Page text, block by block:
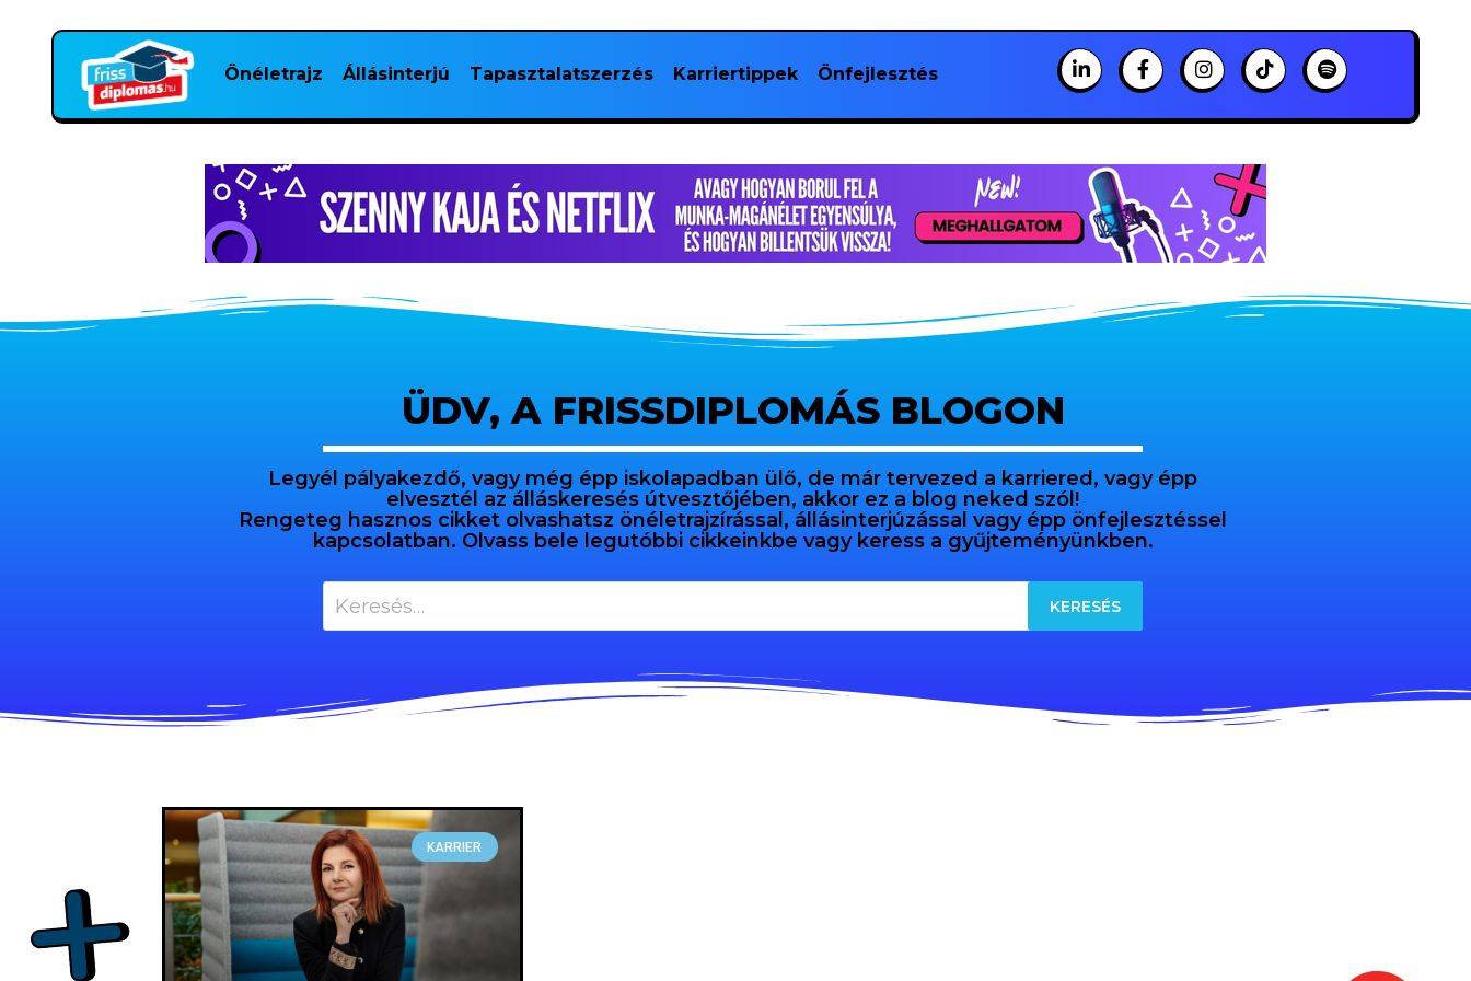
Önéletrajz Állásinterjú Tapasztalatszerzés Karriertippek Önfejlesztés
ÜDV, A FRISSDIPLOMÁS BLOGON
Legyél pályakezdő, vagy még épp iskolapadban ülő, de már tervezed a karriered, vagy épp
elvesztél az álláskeresés útvesztőjében, akkor ez a blog neked szól!
Rengeteg hasznos cikket olvashatsz önéletrajzírással, állásinterjúzással vagy épp önfejlesztéssel
kapcsolatban. Olvass bele legutóbbi cikkeinkbe vagy keress a gyűjteményünkben.
KARRIER